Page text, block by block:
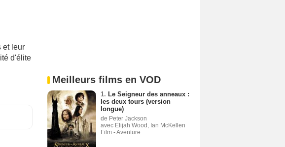
et leur
d'élite
Meilleurs films en VOD
1. Le Seigneur des anneaux :
les deux tours (version
longue)
de Peter Jackson
avec Elijah Wood, Ian McKellen
Film - Aventure